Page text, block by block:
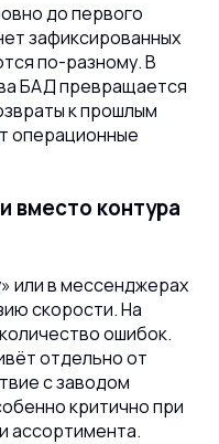
до первого
зафиксированных
по-разному. В
БАД превращается
к прошлым
операционные
вместо контура
или в мессенджерах
скорости. На
ошибок.
отдельно от
с заводом
критично при
ассортимента.